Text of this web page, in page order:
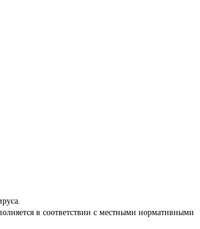
в соответствии с местными нормативными